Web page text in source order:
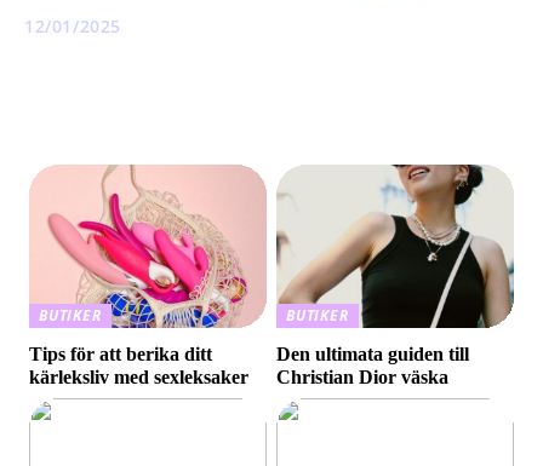
12/01/2025
BUTIKER
Tips för att berika ditt
kärleksliv med sexleksaker
BUTIKER
Den ultimata guiden till
Christian Dior väska